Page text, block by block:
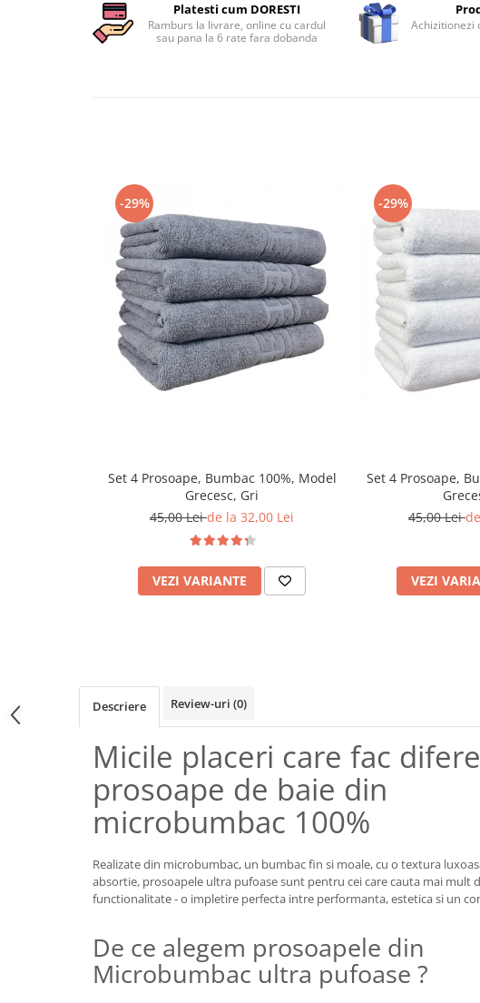
Set Lenjerie De Pat Jacquard Regal,
11 Piese, Cuvertura Inclusa
Platesti cum DORESTI
Ramburs la livrare, online cu cardul
sau pana la 6 rate fara dobanda
Achizitionezi
-29%
Set 4 Prosoape, Bumbac 100%, Model
Grecesc, Gri
45,00 Leide la 32,00 Lei
VEZI VARIANTE
-29%
Set 4 Prosoape,
45,00 Lei
VEZI
Descriere Review-uri (0)
Micile placeri care fac
prosoape de baie din
microbumbac 100%
Realizate din microbumbac, un bumbac fin si moale, cu o textura
absortie, prosoapele ultra pufoase sunt pentru cei care cauta mai mult
functionalitate - o impletire perfecta intre performanta, estetica si un
De ce alegem prosoapele din
Microbumbac ultra pufoase ?